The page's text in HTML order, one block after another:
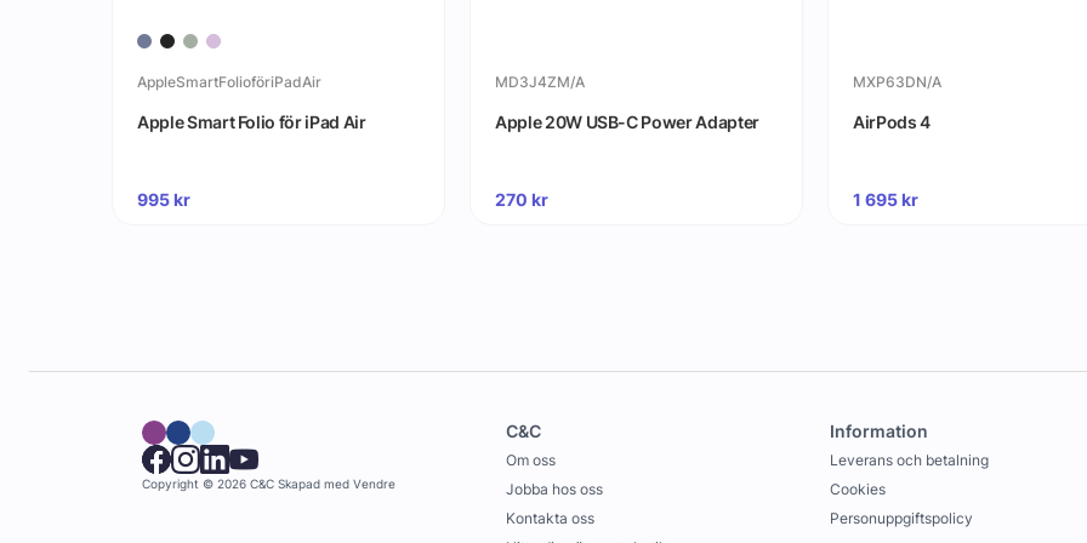
AppleSmartFolioföriPadAir
Apple Smart Folio för iPad Air
995kr
MD3J4ZM/A
Apple 20W USB-C Power Adapter
270 kr
MXP63DN/A
AirPods 4
1 695kr
Copyright © 2026 C&C Skapad med Vendre
C&C
Om oss
Jobba hos oss
Kontakta oss
Information
Leverans och betalning
Cookies
Personuppgiftspolicy